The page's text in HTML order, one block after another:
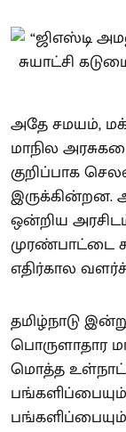
அதே சமயம்,
மாநில
குறிப்பாக
ஒன்றிய
முரண்பாட்டை
எதிர்கால
தமிழ்நாடு
பொருளாதார
மொத்த